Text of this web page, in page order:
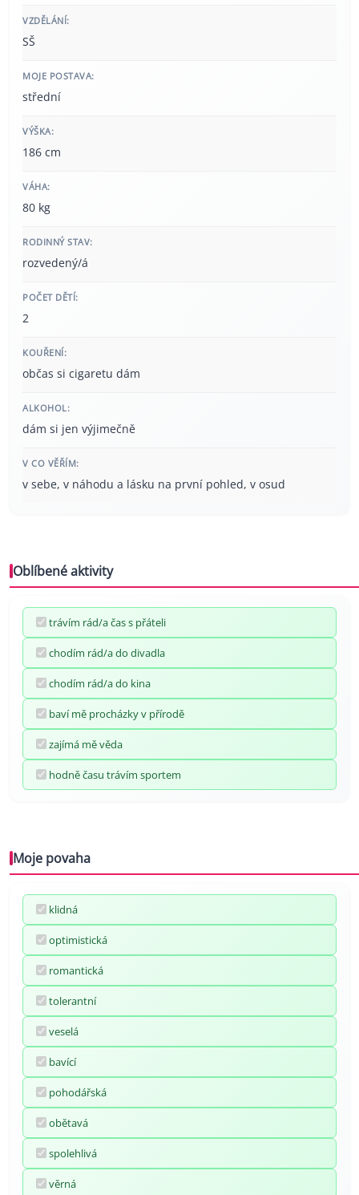
VZDĚLÁNÍ:
SŠ
MOJE POSTAVA:
střední
VÝŠKA:
186 cm
VÁHA:
80 kg
RODINNÝ STAV:
rozvedený/á
POČET DĚTÍ:
2
KOUŘENÍ:
občas si cigaretu dám
ALKOHOL:
dám si jen výjimečně
V CO VĚŘÍM:
v sebe, v náhodu a lásku na první pohled, v osud
Oblíbené aktivity
trávím rád/a čas s přáteli
chodím rád/a do divadla
chodím rád/a do kina
baví mě procházky v přírodě
zajímá mě věda
hodně času trávím sportem
Moje povaha
klidná
optimistická
romantická
tolerantní
veselá
bavící
pohodářská
obětavá
spolehlivá
věrná